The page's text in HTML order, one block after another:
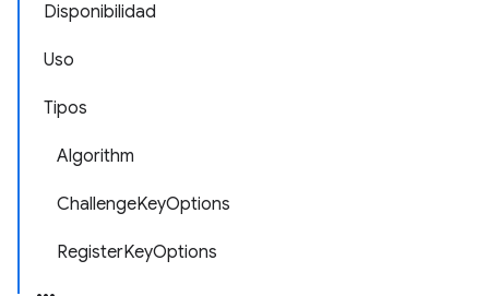
Disponibilidad
Uso
Tipos
Algorithm
ChallengeKeyOptions
RegisterKeyOptions